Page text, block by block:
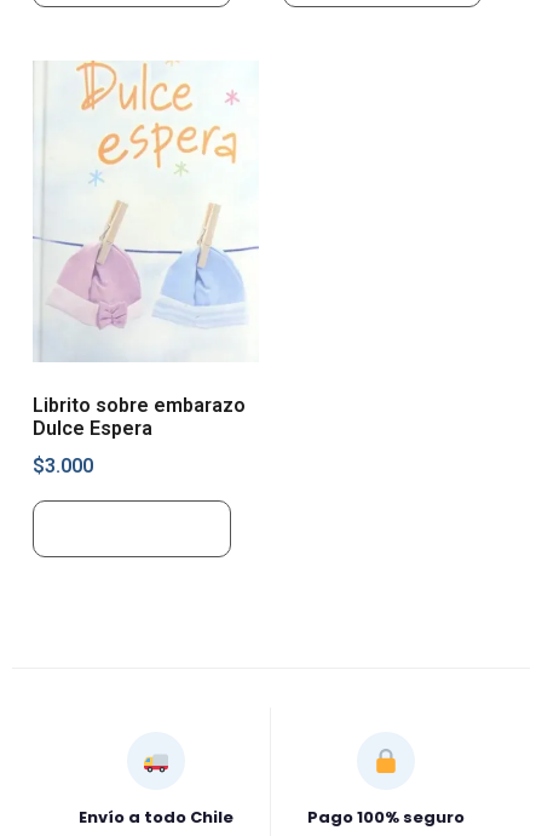
Librito sobre embarazo
Dulce Espera
$3.000
Envío a todo Chile Pago 100% seguro